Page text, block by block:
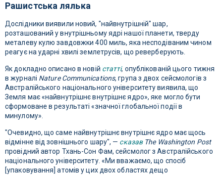
Рашистська лялька
Дослідники виявили новий, "найвнутрішній" шар,
розташований у внутрішньому ядрі нашої планети, тверду
металеву кулю завдовжки 400 миль, яка несподіваним чином
реагує на ударні хвилі землетрусів, що реверберують.
Як докладно описано в новій статті, опублікованій цього тижня
в журналі Nature Communications, група з двох сейсмологів з
Австралійського національного університету виявила, що
Земля має «найвнутрішнє внутрішнє ядро», яке могло бути
сформоване в результаті «значної глобальної події в
минулому».
"Очевидно, що саме найвнутрішнє внутрішнє ядро ​​має щось
відмінне від зовнішнього шару", — сказав The Washington Post
провідний автор Тхань-Сон Фам, сейсмолог з Австралійського
національного університету. «Ми вважаємо, що спосіб
[упаковування] атомів у цих двох областях дещо